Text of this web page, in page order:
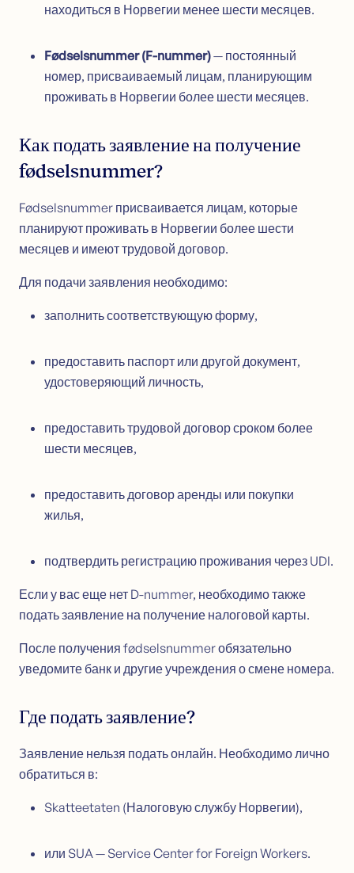
находиться в Норвегии менее шести месяцев.
Fødselsnummer (F-nummer)— постоянный
номер, присваиваемый лицам, планирующим
проживать в Норвегии более шести месяцев.
Как подать заявление на получение
fødselsnummer?
Fødselsnummer присваивается лицам, которые
планируют проживать в Норвегии более шести
месяцев и имеют трудовой договор.
Для подачи заявления необходимо:
заполнить соответствующую форму,
предоставить паспорт или другой документ,
удостоверяющий личность,
предоставить трудовой договор сроком более
шести месяцев,
предоставить договор аренды или покупки
жилья,
подтвердить регистрацию проживания через UDI.
Если у вас еще нет D-nummer, необходимо также
подать заявление на получение налоговой карты.
После получения fødselsnummer обязательно
уведомите банк и другие учреждения о смене номера.
Где подать заявление?
Заявление нельзя подать онлайн. Необходимо лично
обратиться в:
Skatteetaten (Налоговую службу Норвегии),
или SUA — Service Center for Foreign Workers.